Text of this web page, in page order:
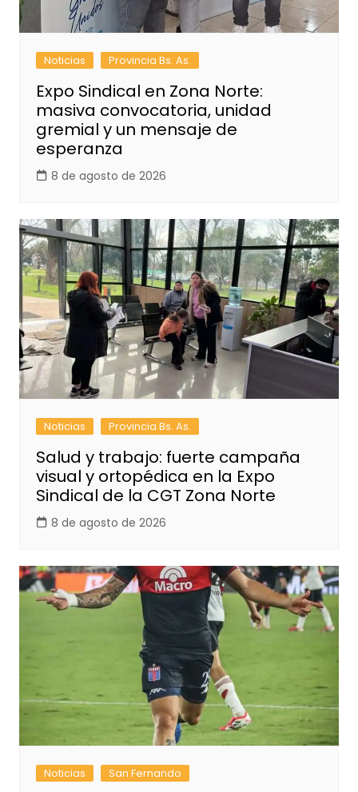
Noticias Provincia Bs. As.
Expo Sindical en Zona Norte:
masiva convocatoria, unidad
gremial y un mensaje de
esperanza
8 de agosto de 2026
Noticias Provincia Bs. As.
Salud y trabajo: fuerte campaña
visual y ortopédica en la Expo
Sindical de la CGT Zona Norte
8 de agosto de 2026
Noticias San Fernando